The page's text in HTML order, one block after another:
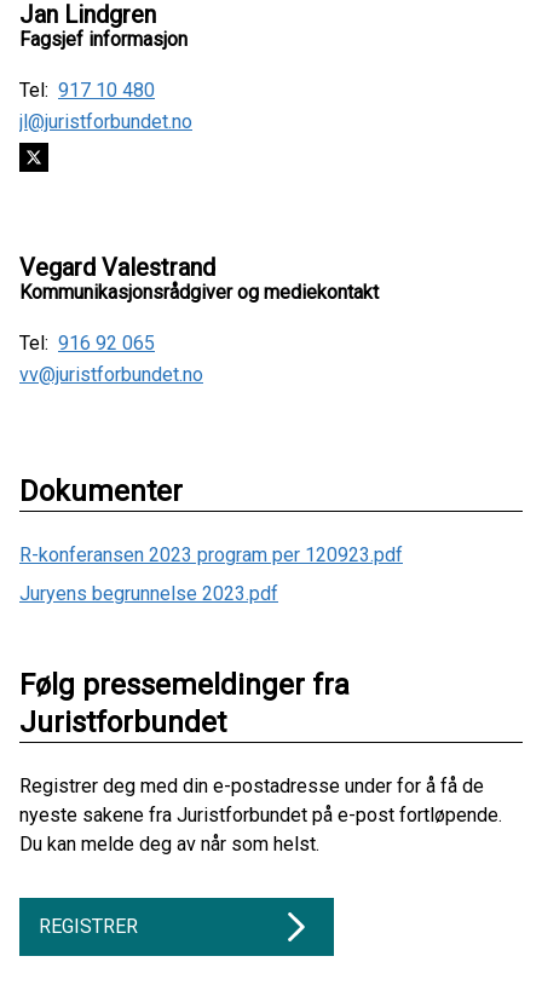
Jan Lindgren
Fagsjef informasjon
Tel: 917 10 480
jl@juristforbundet.no
Vegard Valestrand
Kommunikasjonsrådgiver og mediekontakt
Tel: 916 92 065
vv@juristforbundet.no
Dokumenter
R-konferansen 2023 program per 120923.pdf
Juryens begrunnelse 2023.pdf
Følg pressemeldinger fra
Juristforbundet
Registrer deg med din e-postadresse under for å få de
nyeste sakene fra Juristforbundet på e-post fortløpende.
Du kan melde deg av når som helst.
REGISTRER